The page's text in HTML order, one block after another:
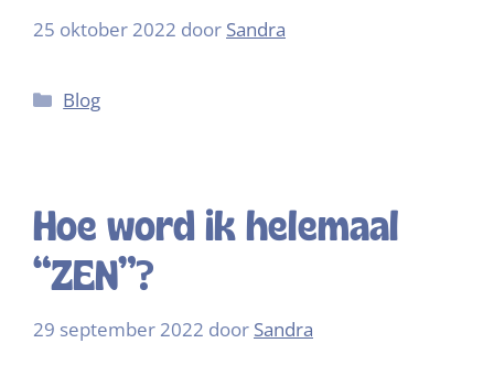
25 oktober 2022 door Sandra
Blog
Hoe word ik helemaal
“ZEN”?
29 september 2022 door Sandra